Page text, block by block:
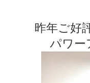
昨年ご好
パワー